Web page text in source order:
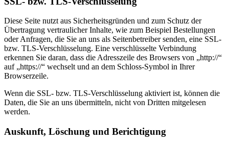
Diese Seite nutzt aus Sicherheitsgründen und zum Schutz der
Übertragung vertraulicher Inhalte, wie zum Beispiel Bestellungen
oder Anfragen, die Sie an uns als Seitenbetreiber senden, eine SSL-
bzw. TLS-Verschlüsselung. Eine verschlüsselte Verbindung
erkennen Sie daran, dass die Adresszeile des Browsers von „http://“
auf „https://“ wechselt und an dem Schloss-Symbol in Ihrer
Browserzeile.
Wenn die SSL- bzw. TLS-Verschlüsselung aktiviert ist, können die
Daten, die Sie an uns übermitteln, nicht von Dritten mitgelesen
werden.
Auskunft, Löschung und Berichtigung